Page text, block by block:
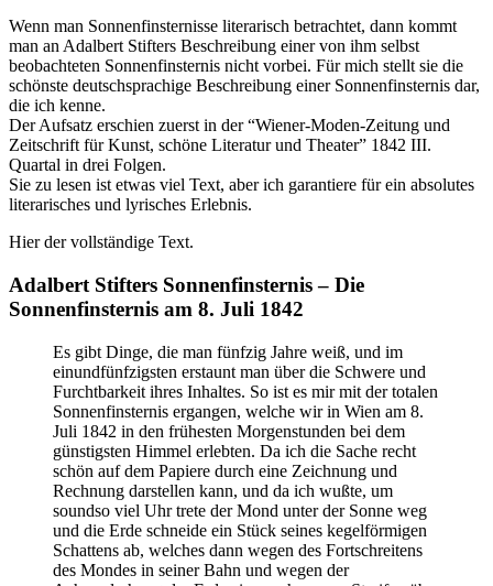
Wenn man Sonnenfinsternisse literarisch betrachtet, dann kommt
man an Adalbert Stifters Beschreibung einer von ihm selbst
beobachteten Sonnenfinsternis nicht vorbei. Für mich stellt sie die
schönste deutschsprachige Beschreibung einer Sonnenfinsternis dar,
die ich kenne.
Der Aufsatz erschien zuerst in der “Wiener-Moden-Zeitung und
Zeitschrift für Kunst, schöne Literatur und Theater” 1842 III.
Quartal in drei Folgen.
Sie zu lesen ist etwas viel Text, aber ich garantiere für ein absolutes
literarisches und lyrisches Erlebnis.
Hier der vollständige Text.
Adalbert Stifters Sonnenfinsternis – Die
Sonnenfinsternis am 8. Juli 1842
Es gibt Dinge, die man fünfzig Jahre weiß, und im
einundfünfzigsten erstaunt man über die Schwere und
Furchtbarkeit ihres Inhaltes. So ist es mir mit der totalen
Sonnenfinsternis ergangen, welche wir in Wien am 8.
Juli 1842 in den frühesten Morgenstunden bei dem
günstigsten Himmel erlebten. Da ich die Sache recht
schön auf dem Papiere durch eine Zeichnung und
Rechnung darstellen kann, und da ich wußte, um
soundso viel Uhr trete der Mond unter der Sonne weg
und die Erde schneide ein Stück seines kegelförmigen
Schattens ab, welches dann wegen des Fortschreitens
des Mondes in seiner Bahn und wegen der